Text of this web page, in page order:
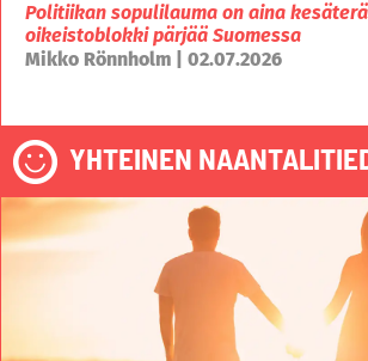
Politiikan sopulilauma on aina
oikeistoblokki pärjää Suomessa
Mikko Rönnholm | 02.07.2026
YHTEINEN